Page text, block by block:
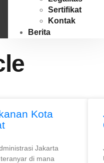
Sertifikat
Kontak
Berita
Kota
Jakarta
di mana